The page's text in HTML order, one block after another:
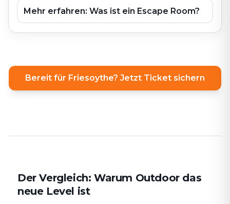
Mehr erfahren: Was ist ein Escape Room?
Bereit für Friesoythe? Jetzt Ticket sichern
Der Vergleich: Warum Outdoor das
neue Level ist